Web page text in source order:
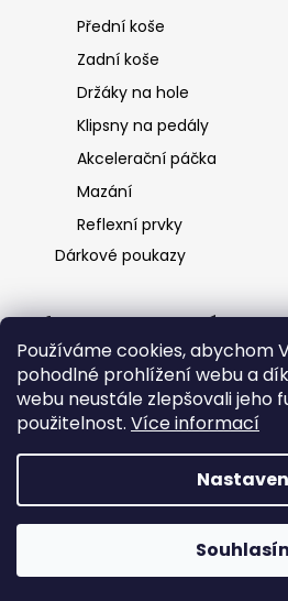
Používáme cookies, abychom
pohodlné prohlížení webu a
webu neustále zlepšovali jeho
použitelnost. Více informací
Přední koše
Zadní koše
Držáky na hole
Klipsny na pedály
Akcelerační páčka
Mazání
Reflexní prvky
Dárkové poukazy
Informace pro vás
O nás
Ochrana osobních údajů
Obchodní podmínky
HKK spol s.r.o..